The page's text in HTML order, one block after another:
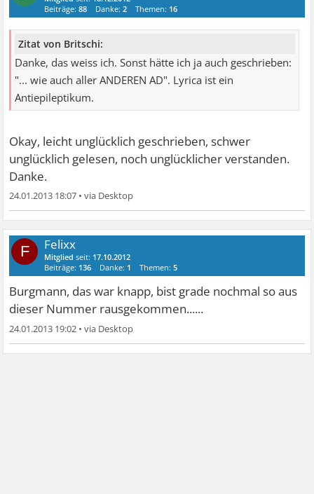
Beiträge:88 Danke:2 Themen: 16
Zitat von Britschi:
Danke, das weiss ich. Sonst hätte ich ja auch geschrieben:
"... wie auch aller ANDEREN AD". Lyrica ist ein
Antiepileptikum.
Okay, leicht unglücklich geschrieben, schwer
unglücklich gelesen, noch unglücklicher verstanden.
Danke.
24.01.2013 18:07 •
F Felixx
Mitglied seit: 17.10.2012
Beiträge: 136 Danke: 1 Themen:5
Burgmann, das war knapp, bist grade nochmal so aus
dieser Nummer rausgekommen......
24.01.2013 19:02 •